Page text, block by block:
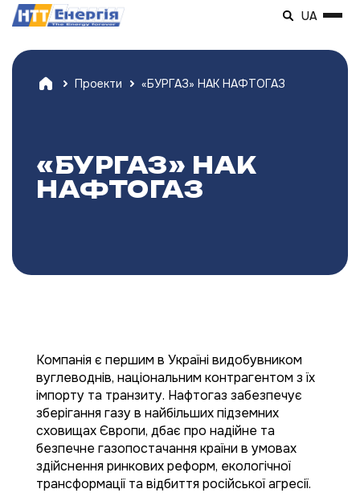
UA
Проекти «БУРГАЗ» НАК НАФТОГАЗ
«БУРГАЗ» НАК
НАФТОГАЗ
Компанія є першим в Україні видобувником
вуглеводнів, національним контрагентом з їх
імпорту та транзиту. Нафтогаз забезпечує
зберігання газу в найбільших підземних
сховищах Європи, дбає про надійне та
безпечне газопостачання країни в умовах
здійснення ринкових реформ, екологічної
трансформації та відбиття російської агресії.